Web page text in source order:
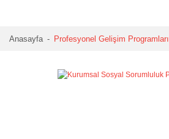
Anasayfa Profesyonel Gelişim Programları